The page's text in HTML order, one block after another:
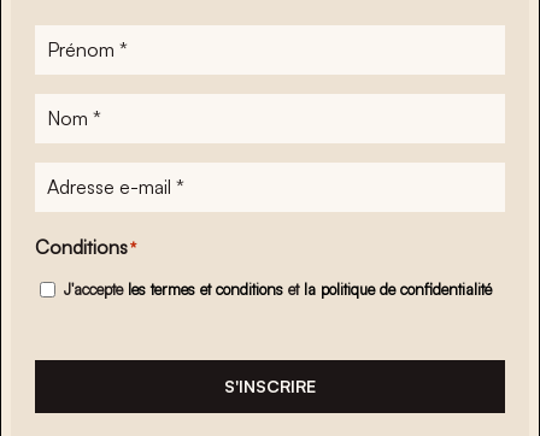
Prénom
Nom
Adresse
e-
mail*
Conditions*
J'accepte les termes et conditions et la politique de confidentialité
S'INSCRIRE